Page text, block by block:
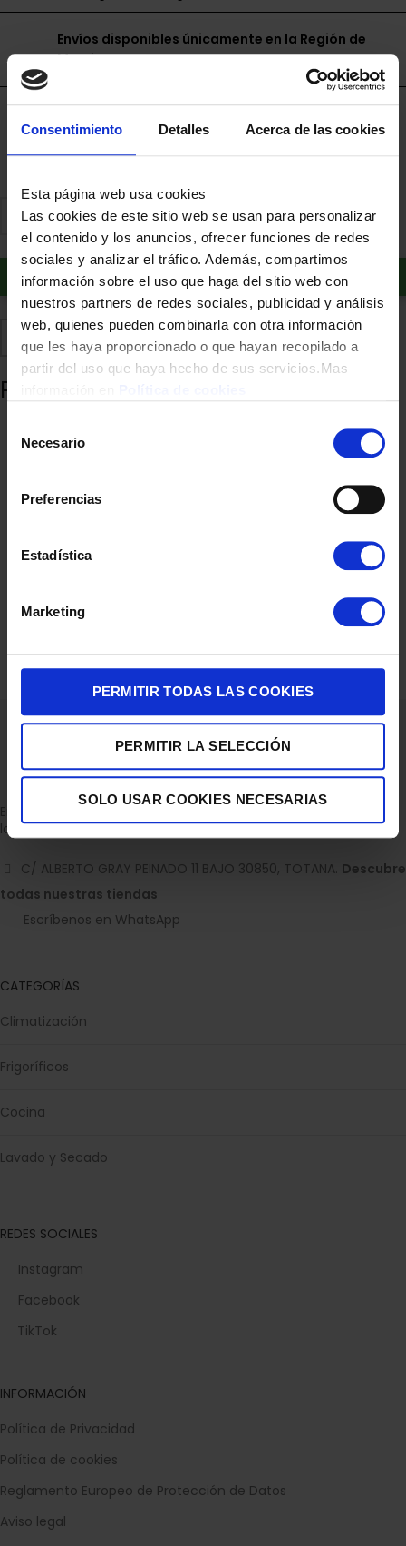
Consentimiento Detalles Acerca de las cookies
Esta página web usa cookies
Las cookies de este sitio web se usan para personalizar
el contenido y los anuncios, ofrecer funciones de redes
sociales y analizar el tráfico. Además, compartimos
información sobre el uso que haga del sitio web con
nuestros partners de redes sociales, publicidad y análisis
web, quienes pueden combinarla con otra información
que les haya proporcionado o que hayan recopilado a
partir del uso que haya hecho de sus servicios.Mas
Necesario
Preferencias
Estadística
Marketing
PERMITIR TODAS LAS COOKIES
PERMITIR LA SELECCIÓN
SOLO USAR COOKIES NECESARIAS
Envíos disponibles únicamente en la Región de
Murcia.
Añadir al carrito
Añadir a favoritos
Productos relacionados
CARGADOR HAMA 00201994 2XUSBQC+PD+GAN 65W
39,00€
Empresa dedicada a la venta de accesorios para el hogar con
la experiencia de 36 años.
C/ ALBERTO GRAY PEINADO 11 BAJO 30850, TOTANA. Descubre
todas nuestras tiendas
Escríbenos en WhatsApp
CATEGORÍAS
Climatización
Frigoríficos
Cocina
Lavado y Secado
REDES SOCIALES
Instagram
Facebook
TikTok
INFORMACIÓN
Política de Privacidad
Política de cookies
Reglamento Europeo de Protección de Datos
Aviso legal